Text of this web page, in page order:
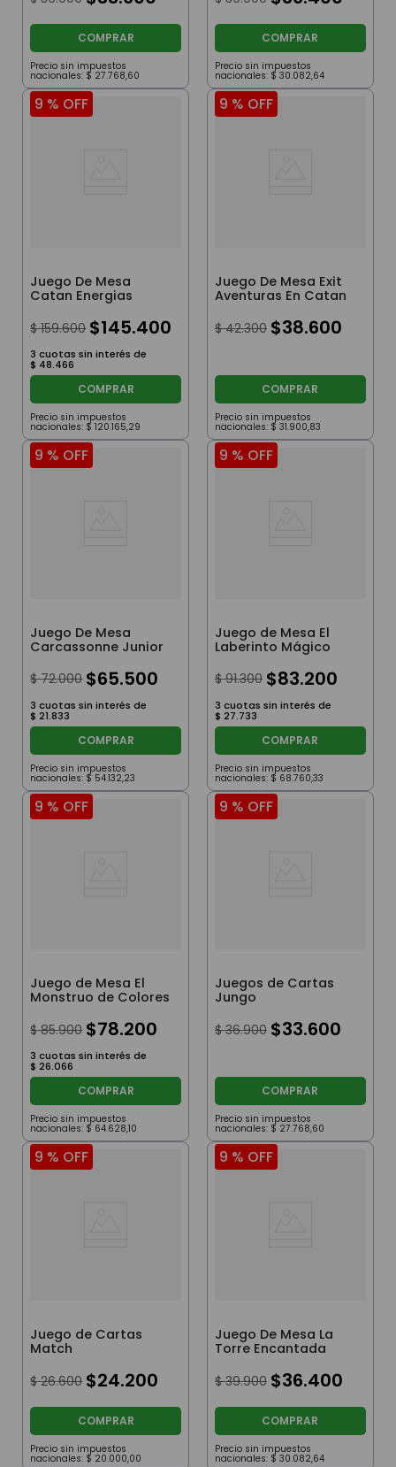
COMPRAR
Precio sin impuestos
nacionales: $ 27.768,60
COMPRAR
Precio sin impuestos
nacionales: $ 30.082,64
9 % OFF
Juego De Mesa
Catan Energias
$ 159.600 $145.400
3 cuotas sin interés de
$ 48.466
COMPRAR
Precio sin impuestos
nacionales: $ 120.165,29
9 % OFF
Juego De Mesa Exit
Aventuras En Catan
$ 42.300 $38.600
COMPRAR
Precio sin impuestos
nacionales: $ 31.900,83
9 % OFF
Juego De Mesa
Carcassonne Junior
$ 72.000 $65.500
3 cuotas sin interés de
$ 21.833
COMPRAR
Precio sin impuestos
nacionales: $ 54.132,23
9 % OFF
Juego de Mesa El
Laberinto Mágico
$ 91.300 $83.200
3 cuotas sin interés de
$ 27.733
COMPRAR
Precio sin impuestos
nacionales: $ 68.760,33
9 % OFF
Juego de Mesa El
Monstruo de Colores
$ 85.900 $78.200
3 cuotas sin interés de
$ 26.066
COMPRAR
Precio sin impuestos
nacionales: $ 64.628,10
9 % OFF
Juegos de Cartas
Jungo
$ 36.900 $33.600
COMPRAR
Precio sin impuestos
nacionales: $ 27.768,60
9 % OFF
Juego de Cartas
Match
$ 26.600 $24.200
COMPRAR
Precio sin impuestos
nacionales: $ 20.000,00
9 % OFF
Juego De Mesa La
Torre Encantada
$ 39.900 $36.400
COMPRAR
Precio sin impuestos
nacionales: $ 30.082,64